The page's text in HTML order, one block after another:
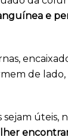
e
de
sejam